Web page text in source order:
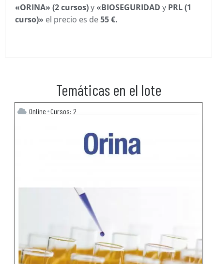
«ORINA» (2 cursos)y«BIOSEGURIDAD y PRL (1
curso)» el precio es de55 €.
Temáticas en el lote
Online Cursos: 2